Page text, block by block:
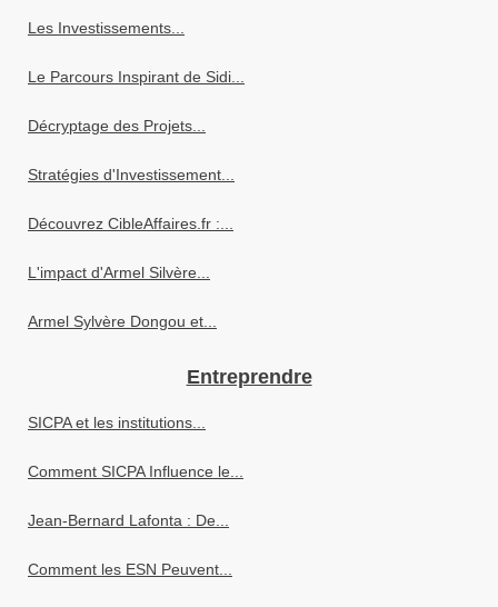
Les Investissements...
Le Parcours Inspirant de Sidi...
Décryptage des Projets...
Stratégies d'Investissement...
Découvrez CibleAffaires.fr :...
L'impact d'Armel Silvère...
Armel Sylvère Dongou et...
Entreprendre
SICPA et les institutions...
Comment SICPA Influence le...
Jean-Bernard Lafonta : De...
Comment les ESN Peuvent...